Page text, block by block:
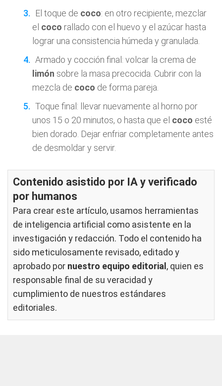
El toque de coco: en otro recipiente, mezclar
el coco rallado con el huevo y el azúcar hasta
lograr una consistencia húmeda y granulada.
Armado y cocción final: volcar la crema de
limón sobre la masa precocida. Cubrir con la
mezcla de coco de forma pareja.
Toque final: llevar nuevamente al horno por
unos 15 o 20 minutos, o hasta que el coco esté
bien dorado. Dejar enfriar completamente antes
de desmoldar y servir.
Contenido asistido por IA y verificado
por humanos
Para crear este artículo, usamos herramientas
de inteligencia artificial como asistente en la
investigación y redacción. Todo el contenido ha
sido meticulosamente revisado, editado y
aprobado por nuestro equipo editorial , quien es
responsable final de su veracidad y
cumplimiento de nuestros estándares
editoriales.